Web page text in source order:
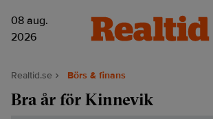
08 aug.
2026
Realtid.se Börs & finans
Bra år för Kinnevik